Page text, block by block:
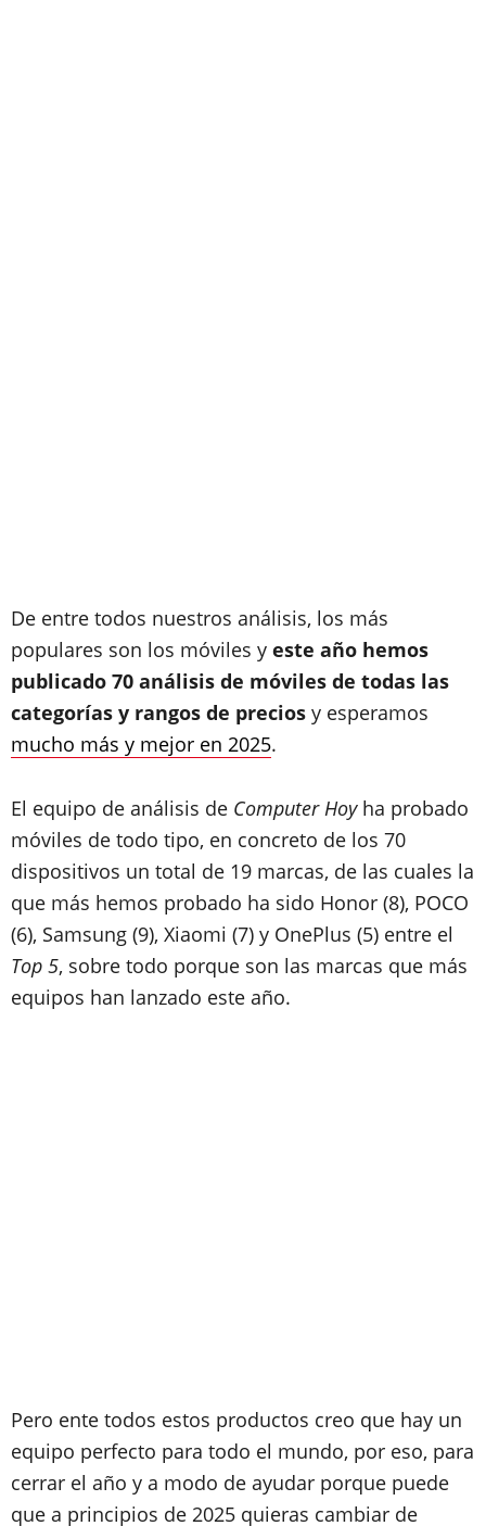
De entre todos nuestros análisis, los más
populares son los móviles y este año hemos
publicado 70 análisis de móviles de todas las
categorías y rangos de precios y esperamos
mucho más y mejor en 2025.
El equipo de análisis de Computer Hoyha probado
móviles de todo tipo, en concreto de los 70
dispositivos un total de 19 marcas, de las cuales la
que más hemos probado ha sido Honor (8), POCO
(6), Samsung (9), Xiaomi (7) y OnePlus (5) entre el
Top 5, sobre todo porque son las marcas que más
equipos han lanzado este año.
Pero ente todos estos productos creo que hay un
equipo perfecto para todo el mundo, por eso, para
cerrar el año y a modo de ayudar porque puede
que a principios de 2025 quieras cambiar de